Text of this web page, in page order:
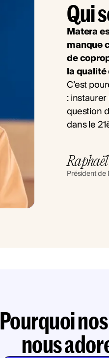
Qui
Matera
manque
de
la
C’est
:
question
dans le
Président de
Pourquoi
nous